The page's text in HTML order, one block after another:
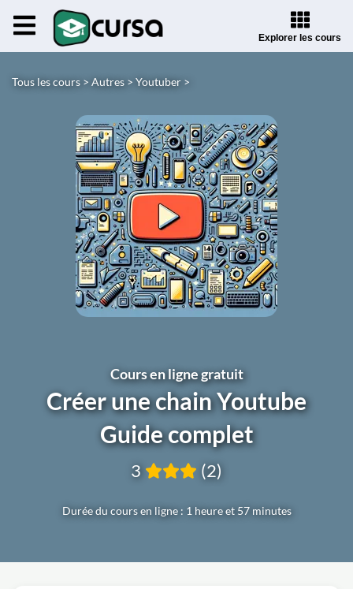
Explorer les cours
Tous les cours > Autres > Youtuber >
Cours en ligne gratuit
Créer une chain Youtube
Guide complet
Durée du cours en ligne : 1 heure et 57 minutes
3 (2)